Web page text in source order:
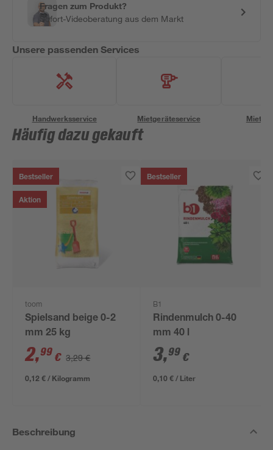
Fragen zum Produkt?
Sofort-Videoberatung aus dem Markt
Unsere passenden Services
Handwerksservice Mietgeräteservice
Häufig dazu gekauft
Bestseller
Aktion
toom
Spielsand beige 0-2
mm 25 kg
2,99 € 3,29 €
0,12 € / Kilogramm
Bestseller
B1
Rindenmulch 0-40
mm 40 l
3,99 €
0,10 € / Liter
Beschreibung